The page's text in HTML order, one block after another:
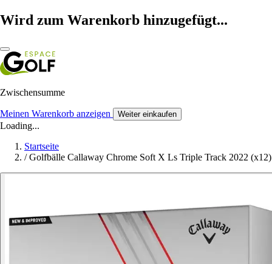
Wird zum Warenkorb hinzugefügt...
Zwischensumme
Meinen Warenkorb anzeigen Weiter einkaufen
Loading...
Startseite
/ Golfbälle Callaway Chrome Soft X Ls Triple Track 2022 (x12)